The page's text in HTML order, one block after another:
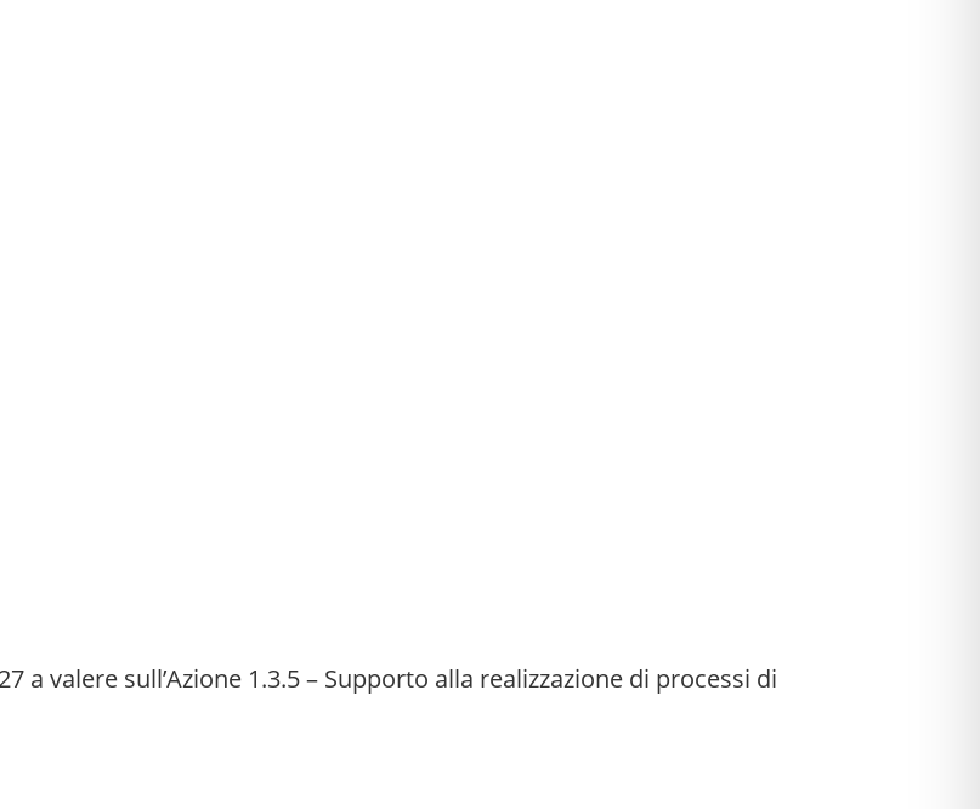
a valere sull’Azione 1.3.5 – Supporto alla realizzazione di processi di